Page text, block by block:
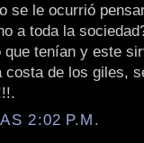
se le ocurrió
a toda la
tenían y este
costa de los giles,
2:02 P.M.